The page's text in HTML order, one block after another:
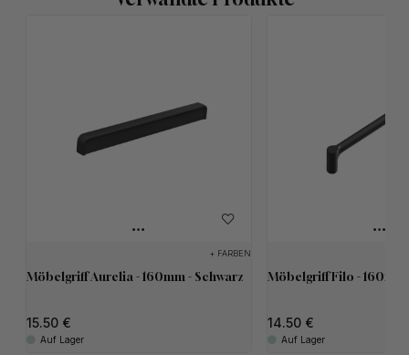
+ FARBEN
Möbelgriff Aurelia - 160mm - Schwarz
15.50
Auf Lager
Möbelgriff Filo - 160mm
14.50
Auf Lager